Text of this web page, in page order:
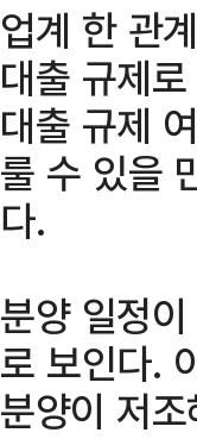
업계 한 관
대출 규제
대출 규제
룰 수 있을
다.
분양 일정
로 보인다.
분양이 저